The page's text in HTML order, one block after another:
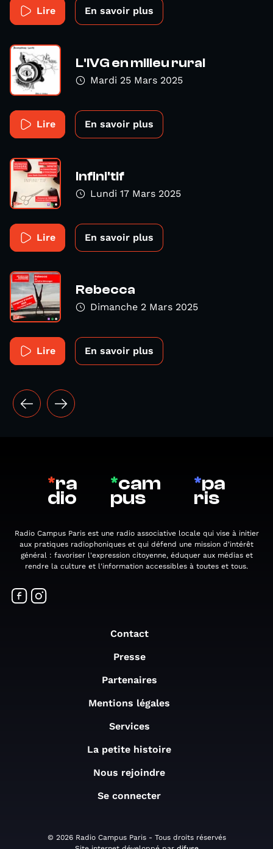
Lire En savoir plus
L'IVG en milieu rural
Mardi 25 Mars 2025
Lire En savoir plus
Infini'tif
Lundi 17 Mars 2025
Lire En savoir plus
Rebecca
Dimanche 2 Mars 2025
Lire En savoir plus
*ra
dio
*cam
pus
*pa
ris
Radio Campus Paris est une radio associative locale qui vise à initier
aux pratiques radiophoniques et qui défend une mission d'intérêt
général : favoriser l'expression citoyenne, éduquer aux médias et
rendre la culture et l'information accessibles à toutes et tous.
Contact
Presse
Partenaires
Mentions légales
Services
La petite histoire
Nous rejoindre
Se connecter
© 2026 Radio Campus Paris - Tous droits réservés